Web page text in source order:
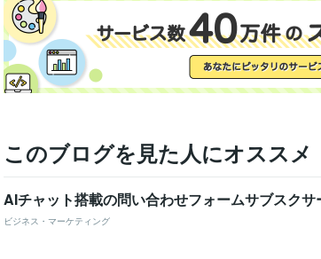
このブログを見た人にオススメ
AIチャット搭載の問い合わせフォームサブスク
ビジネス・マーケティング